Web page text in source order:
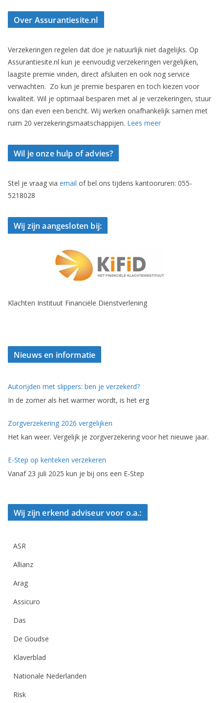
Over Assurantiesite.nl
Verzekeringen regelen dat doe je natuurlijk niet dagelijks. Op
Assurantiesite.nl kun je eenvoudig verzekeringen vergelijken,
laagste premie vinden, direct afsluiten en ook nog service
verwachten. Zo kun je premie besparen en toch kiezen voor
kwaliteit. Wil je optimaal besparen met al je verzekeringen, stuur
ons dan even een bericht. Wij werken onafhankelijk samen met
ruim 20 verzekeringsmaatschappijen. Lees meer
Wil je onze hulp of advies?
Stel je vraag via email of bel ons tijdens kantooruren: 055-
5218028
Wij zijn aangesloten bij:
Klachten Instituut Financiële Dienstverlening
Nieuws en informatie
Autorijden met slippers: ben je verzekerd?
In de zomer als het warmer wordt, is het erg
Zorgverzekering 2026 vergelijken
Het kan weer. Vergelijk je zorgverzekering voor het nieuwe jaar.
E-Step op kenteken verzekeren
Vanaf 23 juli 2025 kun je bij ons een E-Step
Wij zijn erkend adviseur voor o.a.:
ASR
Allianz
Arag
Assicuro
Das
De Goudse
Klaverblad
Nationale Nederlanden
Risk